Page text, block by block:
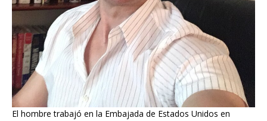
El hombre trabajó en la Embajada de Estados Unidos en